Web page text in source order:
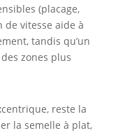
(placage,
de vitesse aide à
tandis qu’un
zones plus
reste la
la semelle à plat,